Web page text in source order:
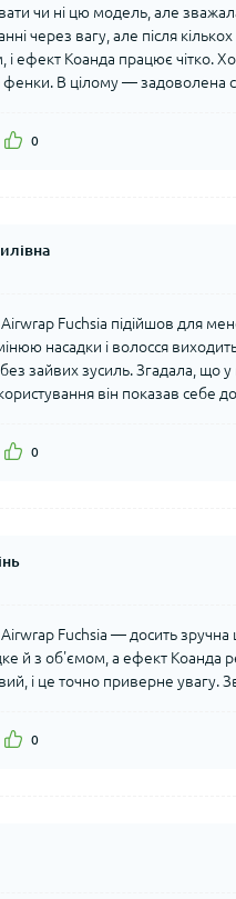
чи ні цю модель, але
через вагу, але після
і ефект Коанда працює чітко.
фенки. В цілому — задоволена
0
Fuchsia підійшов для
насадки і волосся
зайвих зусиль. Згадала, що
він показав себе
0
Fuchsia — досить
й з об'ємом, а ефект Коанда
і це точно приверне увагу.
0